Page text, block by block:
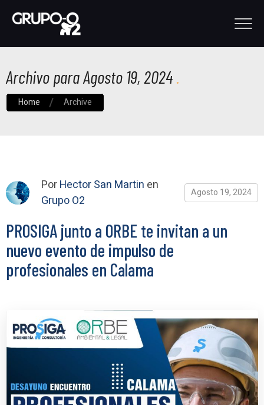
Archivo para Agosto 19, 2024
Home Archive
PorHector San Martin en
Grupo O2
Agosto 19, 2024
PROSIGA junto a ORBE te invitan a un
nuevo evento de impulso de
profesionales en Calama